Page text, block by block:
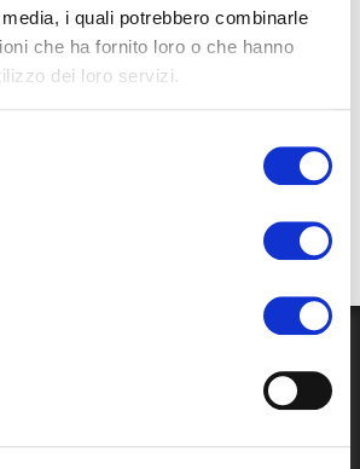
i quali potrebbero combinarle
che ha fornito loro o che hanno
dei loro servizi.
Historii Naturalnej: akwaria,
i szkielety dinozaurów!
coloured houses and for its lace making,
the island’s origins as an ancient
ourblog!